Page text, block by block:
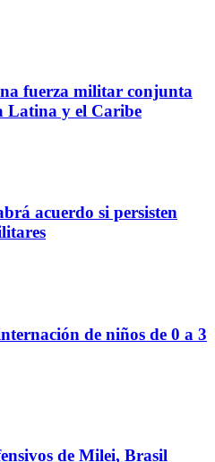
fuerza militar conjunta
Latina y el Caribe
acuerdo si persisten
de niños de 0 a 3
de Milei, Brasil